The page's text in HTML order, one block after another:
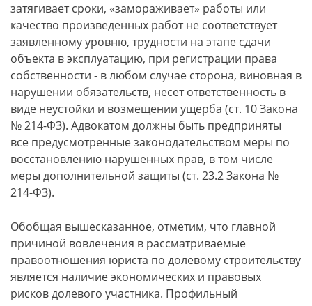
затягивает сроки, «замораживает» работы или
качество произведенных работ не соответствует
заявленному уровню, трудности на этапе сдачи
объекта в эксплуатацию, при регистрации права
собственности - в любом случае сторона, виновная в
нарушении обязательств, несет ответственность в
виде неустойки и возмещении ущерба (ст. 10 Закона
№ 214-ФЗ). Адвокатом должны быть предприняты
все предусмотренные законодательством меры по
восстановлению нарушенных прав, в том числе
меры дополнительной защиты (ст. 23.2 Закона №
214-ФЗ).
Обобщая вышесказанное, отметим, что главной
причиной вовлечения в рассматриваемые
правоотношения юриста по долевому строительству
является наличие экономических и правовых
рисков долевого участника. Профильный